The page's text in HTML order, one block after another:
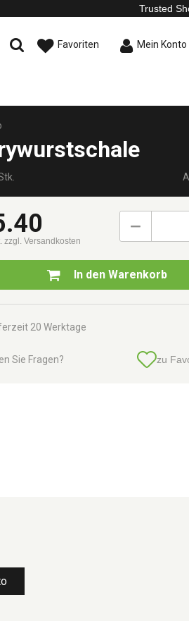
Trusted
Favoriten Mein Konto
zzgl. Versandkosten
In den Warenkorb
20 Werktage
Sie Fragen? zu